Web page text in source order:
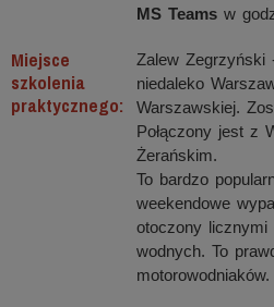
MS Teamsw
Miejsce
szkolenia
praktycznego:
Zalew Zegrzyński
niedaleko
Warszawskiej.
Połączony jest z
Żerańskim.
To bardzo
weekendowe
otoczony licznymi
wodnych. To
motorowodniaków.